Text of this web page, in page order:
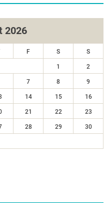
2026
F S S
1 2
7 8 9
14 15 16
21 22 23
28 29 30